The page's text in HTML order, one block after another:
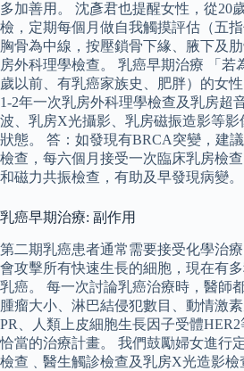
多加善用。 沈彥君也提醒女性，從20
檢，定期每個月做自我觸摸評估（五
胸骨為中線，按壓鎖骨下緣、腋下及
房外科理學檢查。 乳癌早期治療 「若
歲以前、有乳癌家族史、肥胖）的女
1-2年一次乳房外科理學檢查及乳房超
波、乳房X光攝影、乳房磁振造影等
狀態。 答：如發現有BRCA突變，建
檢查，每六個月接受一次臨床乳房檢
和磁力共振檢查，有助及早發現病變。
乳癌早期治療: 副作用
第二期乳癌患者通常需要接受化學治
會攻擊所有快速生長的細胞，現在有
乳癌。 每一次討論乳癌治療時，醫師
腫瘤大小、淋巴結侵犯數目、動情激
PR、人類上皮細胞生長因子受體
恰當的治療計畫。 我們鼓勵婦女進行
檢查﹑醫生觸診檢查及乳房X光造影